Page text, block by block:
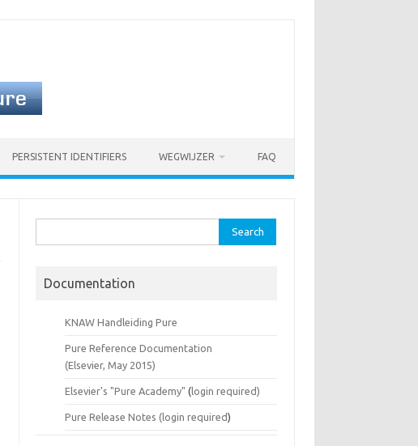
PERSISTENT IDENTIFIERS WEGWIJZER FAQ
for:
Documentation
KNAW Handleiding Pure
Pure Reference Documentation
(Elsevier, May 2015)
Elsevier's "Pure Academy" (login required)
Pure Release Notes (login required)